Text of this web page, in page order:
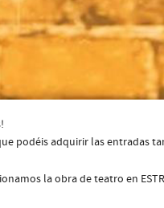
podéis adquirir las entradas
la obra de teatro en